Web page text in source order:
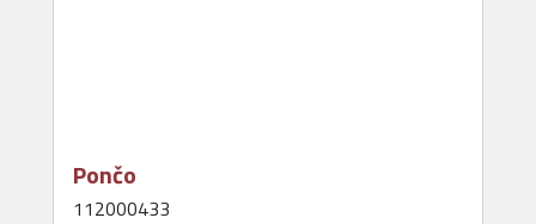
Pončo
112000433